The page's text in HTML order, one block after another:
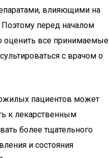
влияющими на
перед началом
оценить все принимаемые
с врачом о
пациентов может
к лекарственным
более тщательного
и состояния